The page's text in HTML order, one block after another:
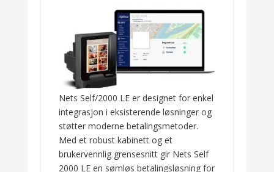
Nets Self/2000 LE er designet for enkel
integrasjon i eksisterende løsninger og
støtter moderne betalingsmetoder.
Med et robust kabinett og et
brukervennlig grensesnitt gir Nets Self
2000 LE en sømløs betalingsløsning for